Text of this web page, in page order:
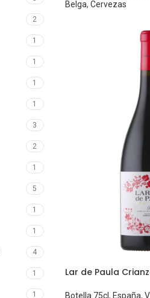
2
1
1
1
1
3
2
1
5
1
1
4
1
1
Belga, Cervezas
Lar de Paula
Botella 75cl, España,